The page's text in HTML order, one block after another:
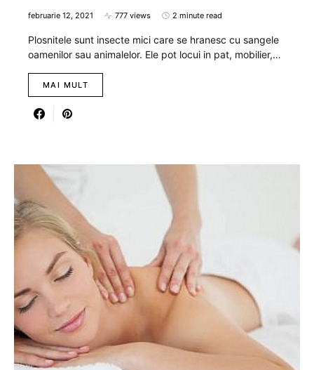
februarie 12, 2021 777 views 2 minute read
Plosnitele sunt insecte mici care se hranesc cu sangele
oamenilor sau animalelor. Ele pot locui in pat, mobilier,…
MAI MULT